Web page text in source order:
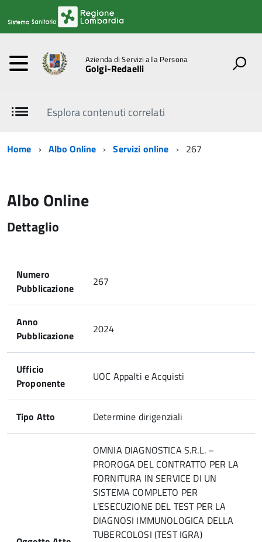
Azienda di Servizi alla Persona
Golgi-Redaelli
Esplora contenuti correlati
Home Albo Online Servizi online 267
Albo Online
Dettaglio
Numero
Pubblicazione
267
Anno
Pubblicazione
2024
Ufficio
Proponente
UOC Appalti e Acquisti
Tipo Atto Determine dirigenziali
OMNIA DIAGNOSTICA S.R.L. –
PROROGA DEL CONTRATTO PER LA
FORNITURA IN SERVICE DI UN
SISTEMA COMPLETO PER
L’ESECUZIONE DEL TEST PER LA
DIAGNOSI IMMUNOLOGICA DELLA
TUBERCOLOSI (TEST IGRA)